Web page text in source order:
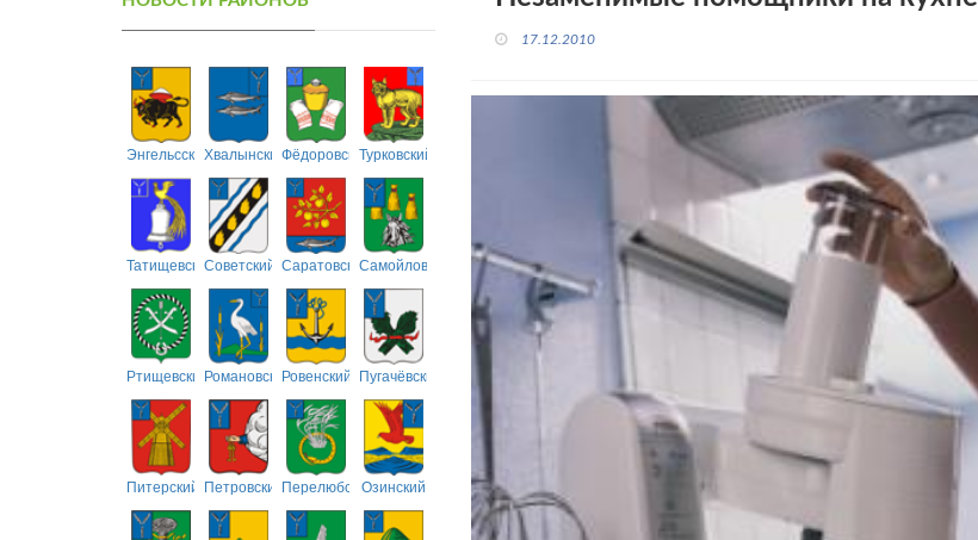
ЭнгельсскийХвалынскийФёдоровскийТурковский
ТатищевскийСоветский СаратовскийСамойловский
РтищевскийРомановскийРовенский Пугачёвский
Питерский ПетровскийПерелюбскийОзинский
17.12.2010